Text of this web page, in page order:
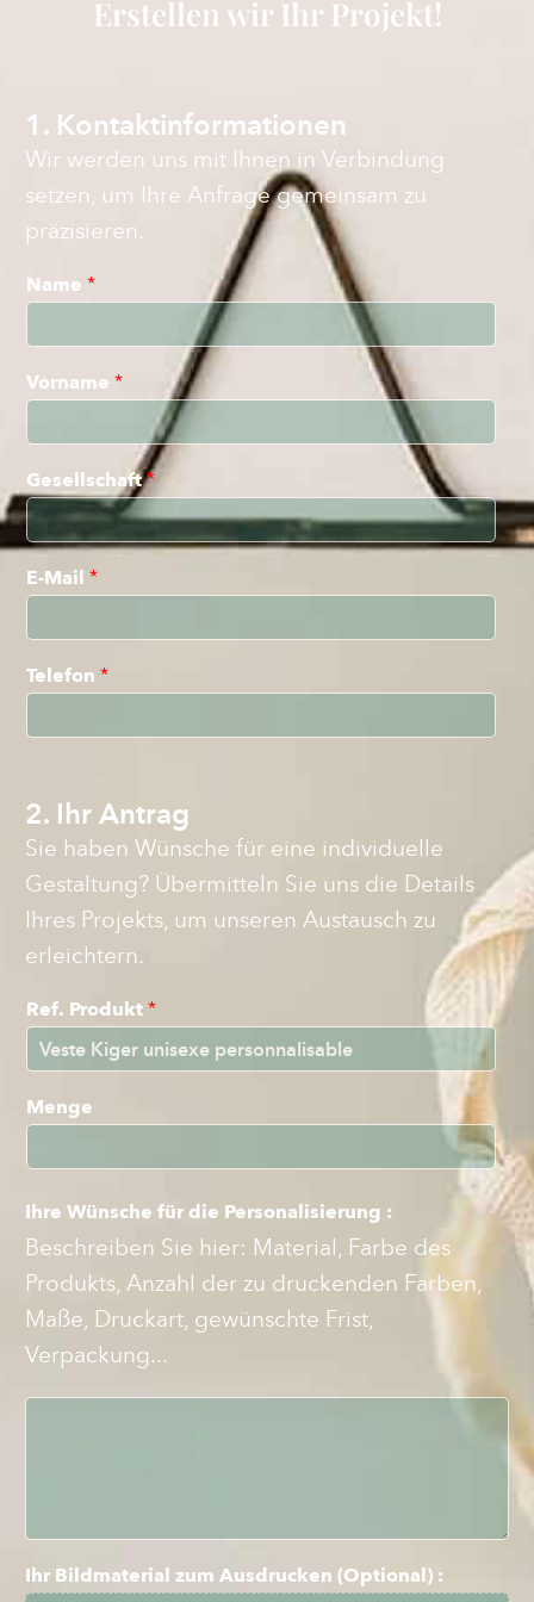
Erstellen wir Ihr Projekt!
1. Kontaktinformationen
Wir werden uns mit Ihnen in Verbindung
setzen, um Ihre Anfrage gemeinsam zu
präzisieren.
Name *
Vorname *
Gesellschaft*
E-Mail *
Telefon *
2. Ihr Antrag
Sie haben Wünsche für eine individuelle
Gestaltung? Übermitteln Sie uns die Details
Ihres Projekts, um unseren Austausch zu
erleichtern.
Ref. Produkt *
Menge
Ihre Wünsche für die Personalisierung :
Beschreiben Sie hier: Material, Farbe des
Produkts, Anzahl der zu druckenden Farben,
Maße, Druckart, gewünschte Frist,
Verpackung...
B
iIhr Bildmaterial zum Ausdrucken (Optional) :